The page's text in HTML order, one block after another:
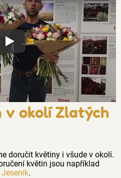
Proč jsou květiny z Florea tak
v okolí Zlatých
doručit květiny i všude v okolí.
květin jsou například
Jeseník.